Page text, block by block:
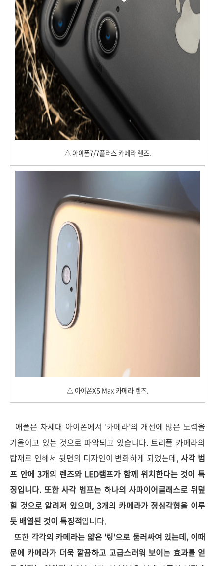
△ 아이폰7/7플러스 카메라 렌즈.
△ 아이폰XS Max 카메라 렌즈.
애플은 차세대 아이폰에서 '카메라'의 개선에 많은 노력을
기울이고 있는 것으로 파악되고 있습니다. 트리플 카메라의
탑재로 인해서 뒷면의 디자인이 변화하게 되었는데,사각 범
프 안에 3개의 렌즈와 LED램프가 함께 위치한다는 것이 특
징입니다. 또한 사각 범프는 하나의 사파이어글래스로 뒤덮
힐 것으로 알려져 있으며, 3개의 카메라가 정삼각형을 이루
듯 배열된 것이 특징적입니다.
또한 각각의 카메라는 얇은 '링'으로 둘러싸여 있는데, 이때
문에 카메라가 더욱 깔끔하고 고급스러워 보이는 효과를 얻